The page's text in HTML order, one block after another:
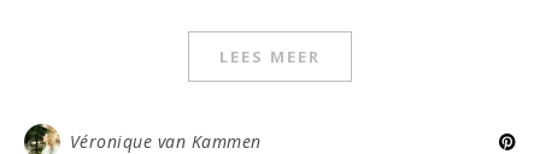
LEES MEER
Véronique van Kammen